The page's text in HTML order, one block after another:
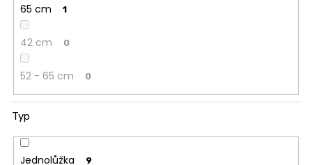
65 cm 1
42 cm 0
52 - 65 cm 0
Typ
Jednolůžka 9